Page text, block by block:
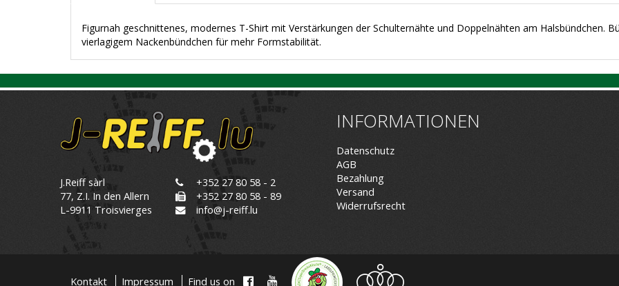
Figurnah geschnittenes, modernes T-Shirt mit Verstärkungen der Schulternähte und Doppelnähten am Halsbündchen.
vierlagigem Nackenbündchen für mehr Formstabilität.
J.Reiff sàrl
77, Z.I. In den Allern
L-9911 Troisvierges
+352 27 80 58 - 2
+352 27 80 58 - 89
info@j-reiff.lu
INFORMATIONEN
Datenschutz
AGB
Bezahlung
Versand
Widerrufsrecht
Kontakt Impressum Find us on